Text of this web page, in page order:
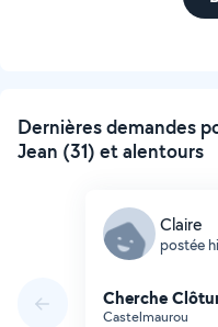
Dernières demandes
Jean (31) et alentours
Claire
postée
Cherche
Castelmaurou